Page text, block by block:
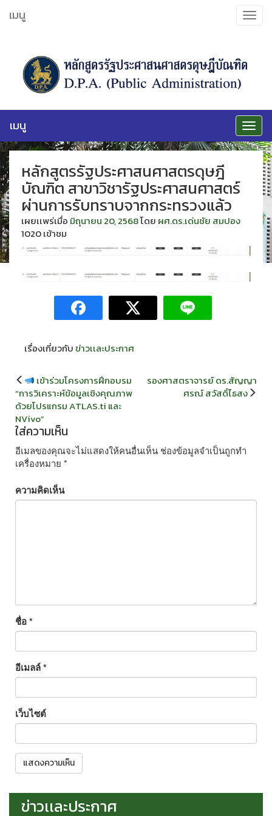
ไป
Toggle
เมนู
Toggle
เมนู
หลักสูตรรัฐประศาสนศาสตรดุษฎี
บัณฑิต สาขาวิชารัฐประศาสนศาสตร์
ผ่านการรับทราบจากกระทรวงแล้ว
เผยเเพร่เมื่อ มิถุนายน 20, 2568โดย ผศ.ดร.เด่นชัย สมปอง
1020 เข้าชม
เรื่องเกี่ยวกับ ข่าวเเละประกาศ
แนะแนว
เรื่อง
เข้าร่วมโครงการฝึกอบรม
“การวิเคราะห์ข้อมูลเชิงคุณภาพ
ด้วยโปรแกรม ATLAS.ti และ
NVivo”
รองศาสตราจารย์ ดร.สัญญา
ศรณ์ สวัสดิ์ไธสง
ใส่ความเห็น
อีเมลของคุณจะไม่แสดงให้คนอื่นเห็น ช่องข้อมูลจำเป็นถูกทำ
เครื่องหมาย *
ความคิดเห็น
ชื่อ*
อีเมลล์*
เว็บไซต์
ข่าวเเละประกาศ